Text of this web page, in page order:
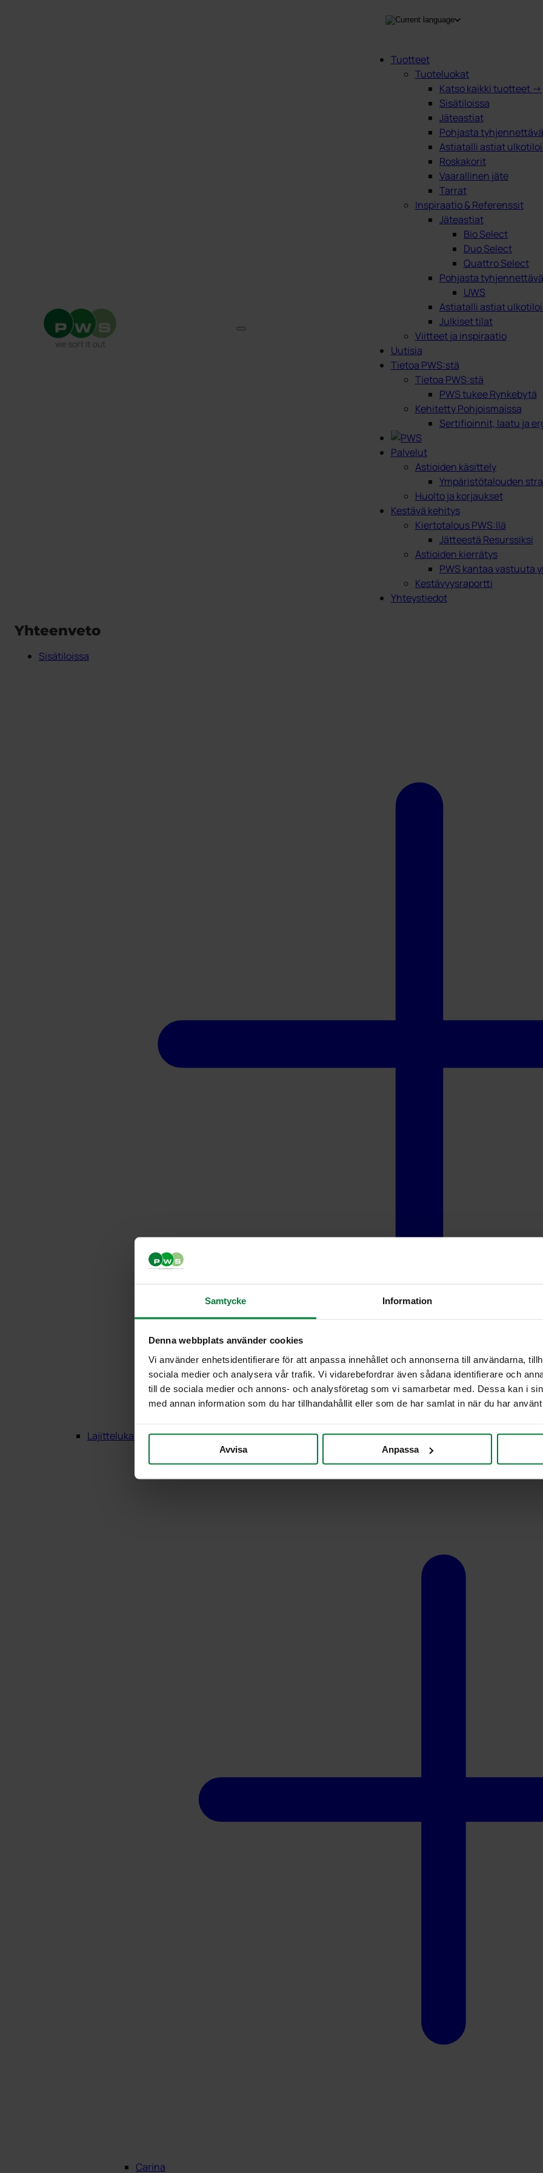
Samtycke Information
Denna webbplats använder cookies
Vi använder enhetsidentifierare för att anpassa innehållet och annonserna till användarna,
sociala medier och analysera vår trafik. Vi vidarebefordrar även sådana identifierare och
till de sociala medier och annons- och analysföretag som vi samarbetar med. Dessa kan i
med annan information som du har tillhandahållit eller som de har samlat in när du har
Avvisa Anpassa
Tuotteet
Tuoteluokat
Katso kaikki tuotteet →
Sisätiloissa
Jäteastiat
Pohjasta
Astiatalli astiat
Roskakorit
Vaarallinen jäte
Tarrat
Inspiraatio & Referenssit
Jäteastiat
Bio Select
Duo Select
Quattro Select
Pohjasta
UWS
Astiatalli astiat
Julkiset tilat
Viitteet ja inspiraatio
Uutisia
Tietoa PWS:stä
Tietoa PWS:stä
PWS tukee Rynkebytä
Kehitetty Pohjoismaissa
Sertifioinnit, laatu ja
Palvelut
Astioiden käsittely
Ympäristötalouden
Huolto ja korjaukset
Kestävä kehitys
Kiertotalous PWS:llä
Jätteestä Resurssiksi
Astioiden kierrätys
PWS kantaa vastuuta
Kestävyysraportti
Yhteystiedot
Yhteenveto
Sisätiloissa
Lajittelukalusteet Puu
Carina